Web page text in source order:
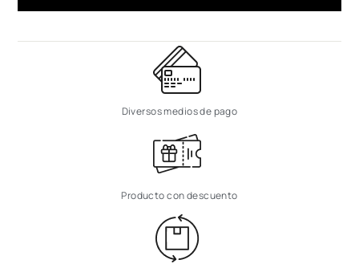
Diversos medios de pago
Producto con descuento